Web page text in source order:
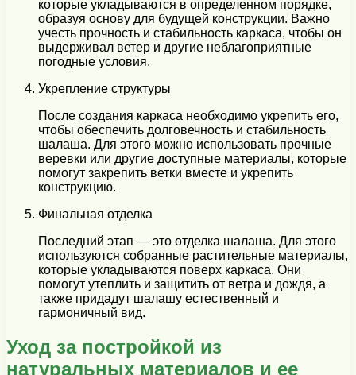
которые укладываются в определенном порядке,
образуя основу для будущей конструкции. Важно
учесть прочность и стабильность каркаса, чтобы он
выдерживал ветер и другие неблагоприятные
погодные условия.
Укрепление структуры
После создания каркаса необходимо укрепить его,
чтобы обеспечить долговечность и стабильность
шалаша. Для этого можно использовать прочные
веревки или другие доступные материалы, которые
помогут закрепить ветки вместе и укрепить
конструкцию.
Финальная отделка
Последний этап — это отделка шалаша. Для этого
используются собранные растительные материалы,
которые укладываются поверх каркаса. Они
помогут утеплить и защитить от ветра и дождя, а
также придадут шалашу естественный и
гармоничный вид.
Уход за постройкой из
натуральных материалов и ее